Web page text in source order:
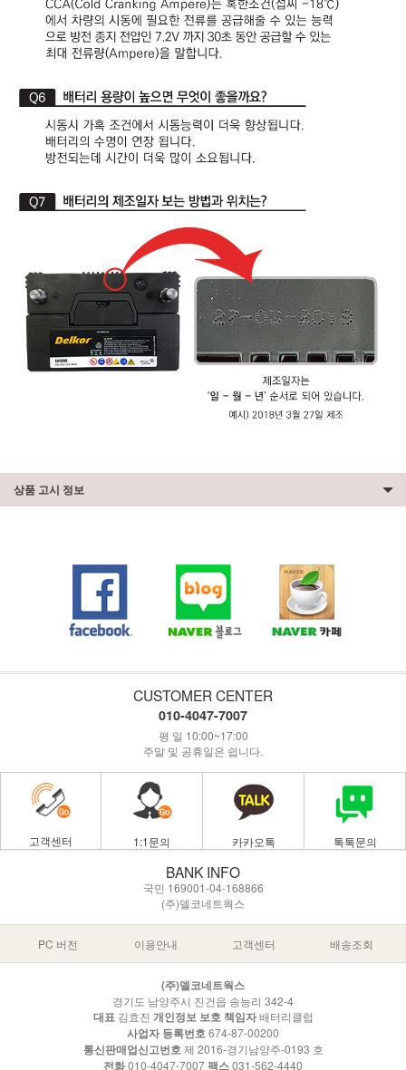
상품 고시 정보
CUSTOMER CENTER
010-4047-7007
평 일 10:00~17:00
주말 및 공휴일은 쉽니다.
고객센터 1:1문의 카카오톡 톡톡문의
BANK INFO
국민 169001-04-168866
(주)델코네트웍스
PC 버전 이용안내 고객센터 배송조회
(주)델코네트웍스
경기도 남양주시 진건읍 송능리 342-4
대표 김효진 개인정보 보호 책임자배터리클럽
사업자 등록번호674-87-00200
통신판매업신고번호 제 2016-경기남양주-0193 호
전화010-4047-7007팩스031-562-4440